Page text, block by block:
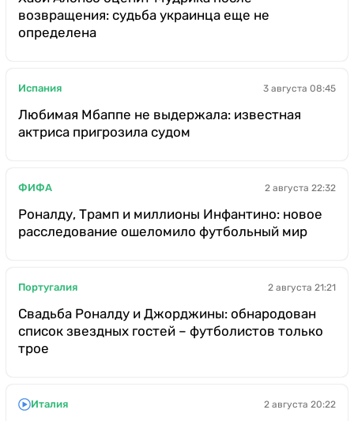
возвращения: судьба украинца еще не
определена
Испания 3 августа 08:45
Любимая Мбаппе не выдержала: известная
актриса пригрозила судом
ФИФА 2 августа 22:32
Роналду, Трамп и миллионы Инфантино: новое
расследование ошеломило футбольный мир
Португалия 2 августа 21:21
Свадьба Роналду и Джорджины: обнародован
список звездных гостей – футболистов только
трое
Италия 2 августа 20:22